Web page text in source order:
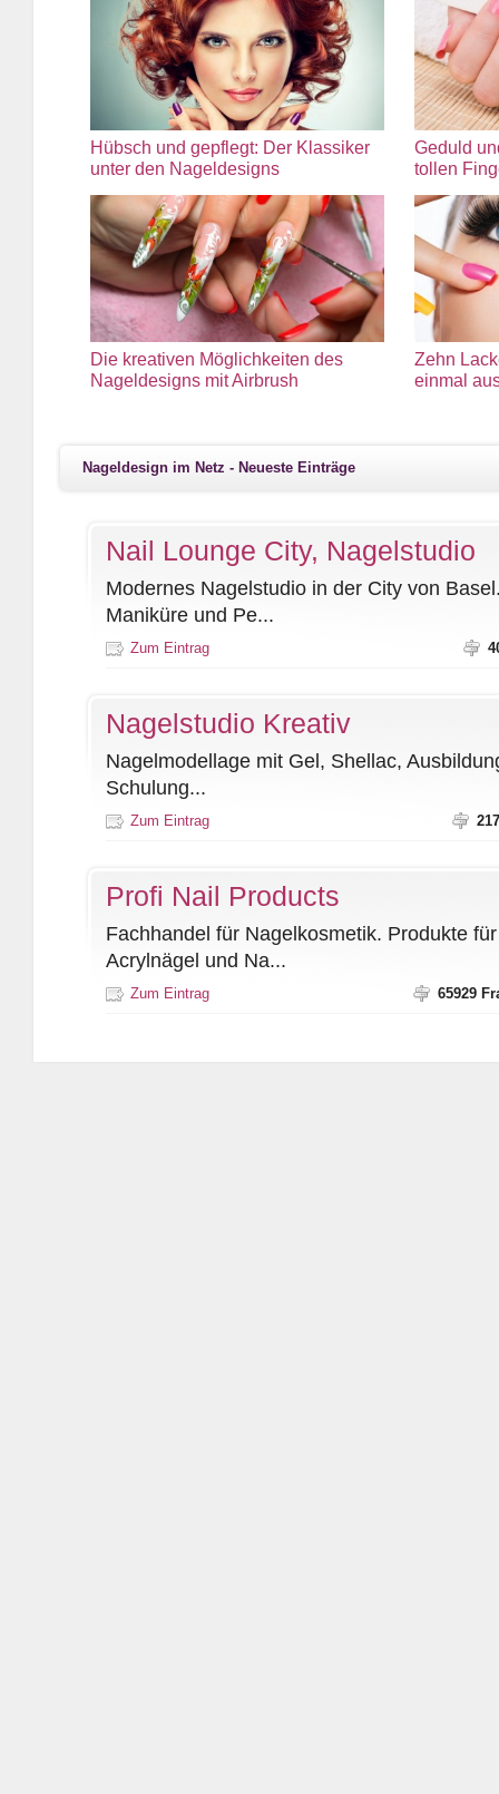
Hübsch und gepflegt: Der Klassiker
unter den Nageldesigns
Geduld
tollen
Die kreativen Möglichkeiten des
Nageldesigns mit Airbrush
Zehn
einmal
Nageldesign im Netz - Neueste Einträge
Nail Lounge City, Nagelstudio
Modernes Nagelstudio in der City von
Maniküre und Pe...
Zum Eintrag
Nagelstudio Kreativ
Nagelmodellage mit Gel, Shellac,
Schulung...
Zum Eintrag
Profi Nail Products
Fachhandel für Nagelkosmetik. Produkte
Acrylnägel und Na...
Zum Eintrag 65929